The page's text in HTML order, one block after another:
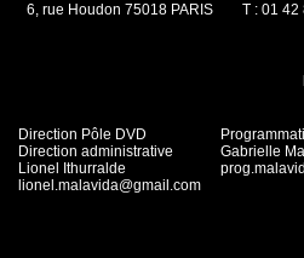
6, rue Houdon 75018 PARIS T : 01 42
Direction Pôle DVD
Direction administrative
Lionel Ithurralde
lionel.malavida@gmail.com
Gabrielle